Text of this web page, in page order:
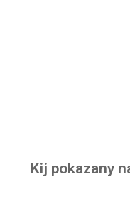
Kij pokazany